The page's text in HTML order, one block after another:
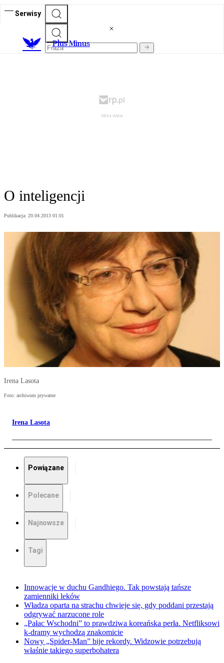
Serwisy
Plus Minus
O inteligencji
Publikacja: 20.04.2013 01:01
Irena Lasota
Foto: archiwum prywatne
Irena Lasota
Powiązane
Polecane
Najnowsze
Tagi
Innowacje w duchu Gandhiego. Tak powstają tańsze
zamienniki leków
Władza oparta na strachu chwieje się, gdy poddani przestają
odgrywać narzucone role
„Pałac Wschodni” to prawdziwa koreańska perła. Netfliksowi
k-dramy wychodzą znakomicie
Nowy „Spider-Man” bije rekordy. Widzowie potrzebują
właśnie takiego superbohatera